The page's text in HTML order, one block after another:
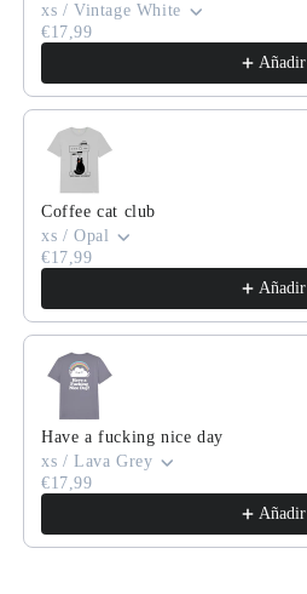
xs / Vintage White
€17,99
Añadir
Coffee cat club
xs / Opal
€17,99
Añadir
Have a fucking nice day
xs / Lava Grey
€17,99
Añadir